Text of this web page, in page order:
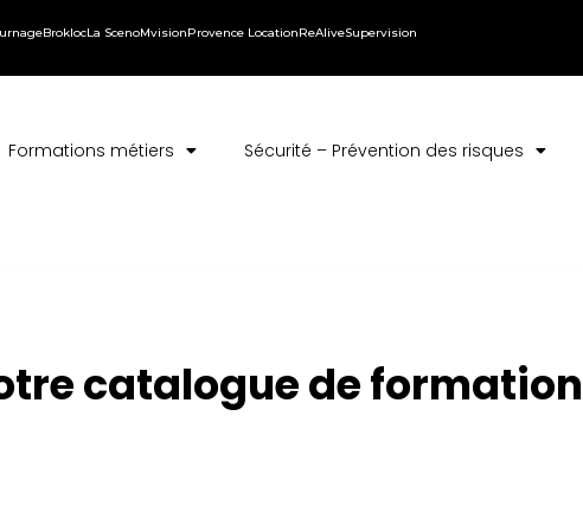
BroklocLa ScenoMvisionProvence LocationReAliveSupervision
Formations métiers Sécurité – Prévention des risques
catalogue de formation